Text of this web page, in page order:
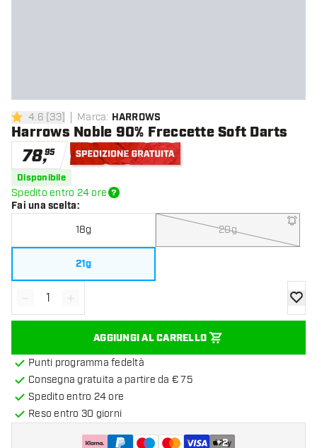
4.6 stelle di valutazione
4.6 [33] Marca: HARROWS
Harrows Noble 90% Freccette Soft Darts
78,95
Disponibile
Spedito entro 24 ore
Fai una scelta:
18g 20g
21g
Diminuisci quantità
- Aumenta quantità
+
AGGIUNGI AL CARRELLO
Punti programma fedeltà
Consegna gratuita a partire da € 75
Spedito entro 24 ore
Reso entro 30 giorni
+2